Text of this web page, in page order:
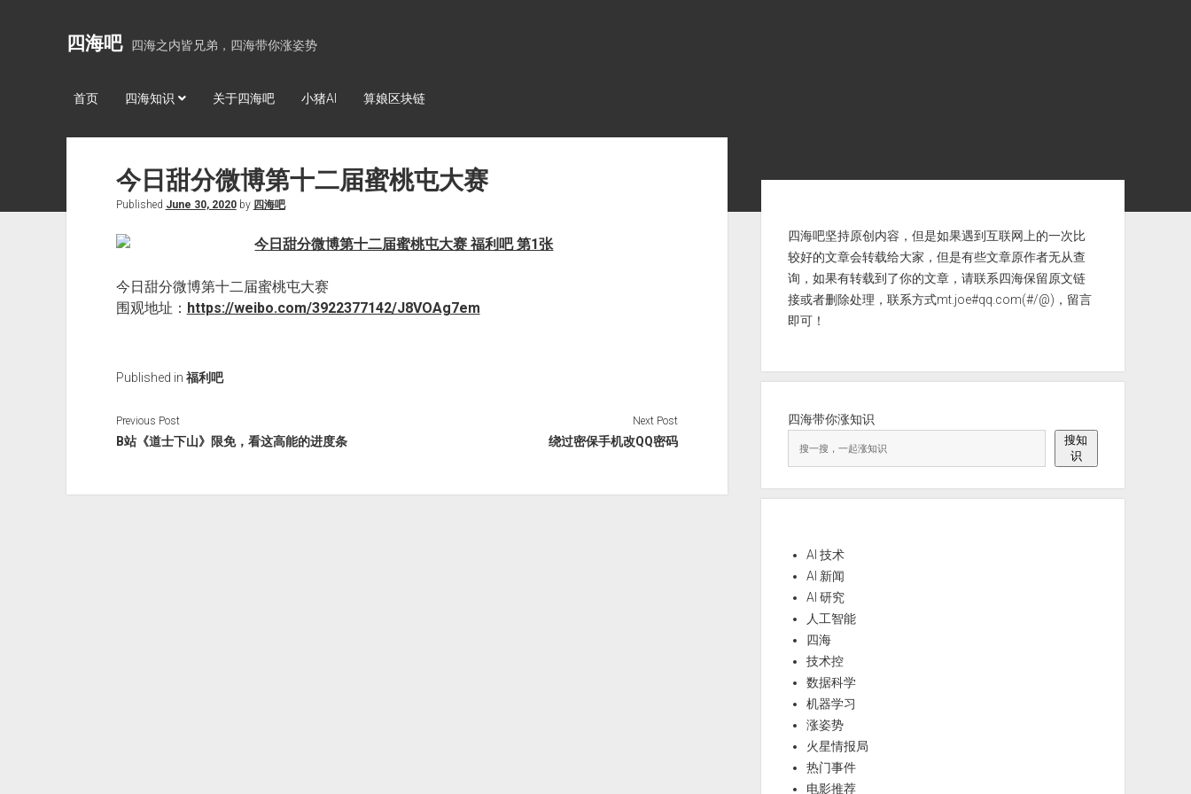
四海吧 四海之内皆兄弟，四海带你涨姿势
首页 四海知识 关于四海吧 小猪AI 算娘区块链
今日甜分微博第十二届蜜桃屯大赛
Published June 30, 2020by 四海吧
今日甜分微博第十二届蜜桃屯大赛
围观地址： https://weibo.com/3922377142/J8VOAg7em
Published in 福利吧
Previous Post
B站《道士下山》限免，看这高能的进度条
Next Post
绕过密保手机改QQ密码
四海吧坚持原创内容，但是如果遇到互联网上的一次比
较好的文章会转载给大家，但是有些文章原作者无从查
询，如果有转载到了你的文章，请联系四海保留原文链
接或者删除处理，联系方式mt.joe#qq.com(#/@)，留言
即可！
四海带你涨知识
搜知
识
AI 技术
AI 新闻
AI 研究
人工智能
四海
技术控
数据科学
机器学习
涨姿势
火星情报局
热门事件
电影推荐